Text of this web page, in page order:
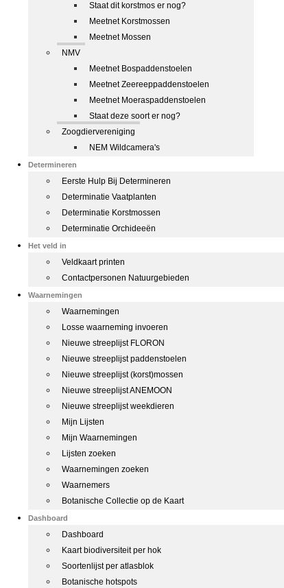
Staat dit korstmos er nog?
Meetnet Korstmossen
Meetnet Mossen
NMV
Meetnet Bospaddenstoelen
Meetnet Zeereeppaddenstoelen
Meetnet Moeraspaddenstoelen
Staat deze soort er nog?
Zoogdiervereniging
NEM Wildcamera's
Determineren
Eerste Hulp Bij Determineren
Determinatie Vaatplanten
Determinatie Korstmossen
Determinatie Orchideeën
Het veld in
Veldkaart printen
Contactpersonen Natuurgebieden
Waarnemingen
Waarnemingen
Losse waarneming invoeren
Nieuwe streeplijst FLORON
Nieuwe streeplijst paddenstoelen
Nieuwe streeplijst (korst)mossen
Nieuwe streeplijst ANEMOON
Nieuwe streeplijst weekdieren
Mijn Lijsten
Mijn Waarnemingen
Lijsten zoeken
Waarnemingen zoeken
Waarnemers
Botanische Collectie op de Kaart
Dashboard
Dashboard
Kaart biodiversiteit per hok
Soortenlijst per atlasblok
Botanische hotspots